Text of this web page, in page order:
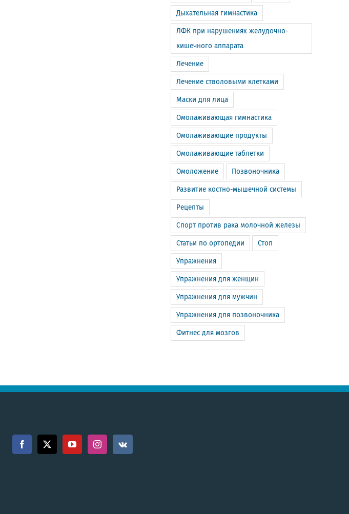
Дыхательная гимнастика
ЛФК при нарушениях желудочно-
кишечного аппарата
Лечение
Лечение стволовыми клетками
Маски для лица
Омолаживающая гимнастика
Омолаживающие продукты
Омолаживающие таблетки
Омоложение Позвоночника
Развитие костно-мышечной системы
Рецепты
Спорт против рака молочной железы
Статьи по ортопедии Стоп
Упражнения
Упражнения для женщин
Упражнения для мужчин
Упражнения для позвоночника
Фитнес для мозгов